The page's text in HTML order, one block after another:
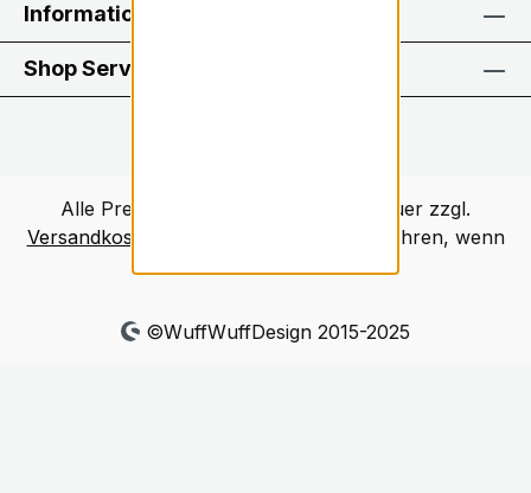
Information
Shop Service
Alle Preise inkl. gesetzl. Mehrwertsteuer zzgl.
Versandkosten
und ggf. Nachnahmegebühren, wenn
©WuffWuffDesign 2015-2025